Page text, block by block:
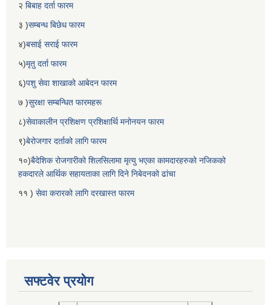
२ बिबाह दर्ता फारम
३ )सम्बन्ध बिछेध फारम
४)बसाई सराई फारम
५)मृतु दर्ता फारम
६)पशु सेवा शाखाको आबेदन फारम
७ )सुरक्षा सम्बन्धित फारमहरू
८)सेवाकालीन प्रशिक्षण प्रशिक्षार्थि मनोनयन फारम
९)बेरोजगार दर्ताको लागि फारम
१०)बैदेशिक रोजगारीको शिलसिलामा मृत्यु भएका कामदारहरुको नजिकको
हकदारले आर्थिक सहायताका लागि दिने निबेदनको ढांचा
११ ) सेवा करारको लागि दरखास्त फारम
सफ्टवेर प्रयोग